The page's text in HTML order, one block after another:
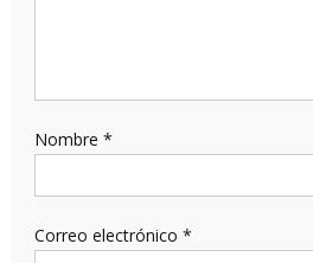
Nombre *
Correo electrónico *